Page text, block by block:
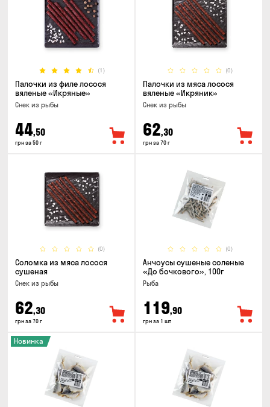
(1)
Палочки из филе лосося
вяленые «Икряные»
Снек из рыбы
44,50
грн за 50 г
(0)
Палочки из мяса лосося
вяленые «Икряник»
Снек из рыбы
62,30
грн за 70 г
(0)
Соломка из мяса лосося
сушеная
Снек из рыбы
62,30
грн за 70 г
(0)
Анчоусы сушеные соленые
«До бочкового», 100г
Рыба
119,90
грн за 1 шт
Новинка